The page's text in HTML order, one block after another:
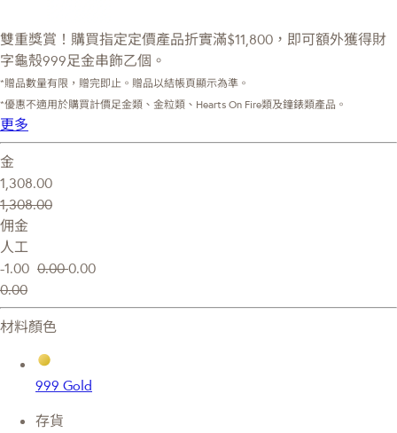
雙重獎賞！購買指定定價產品折實滿$11,800，即可額外獲得財
字龜殼999足金串飾乙個。
*贈品數量有限，贈完即止。贈品以結帳頁顯示為準。
*優惠不適用於購買計價足金類、金粒類、Hearts On Fire類及鐘錶類產品。
更多
金
1,308.00
1,308.00
佣金
人工
-1.00 0.000.00
0.00
材料顏色
999 Gold
存貨